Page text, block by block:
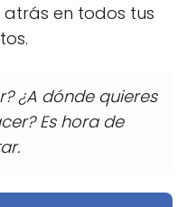
en todos tus
¿A dónde quieres
Es hora de